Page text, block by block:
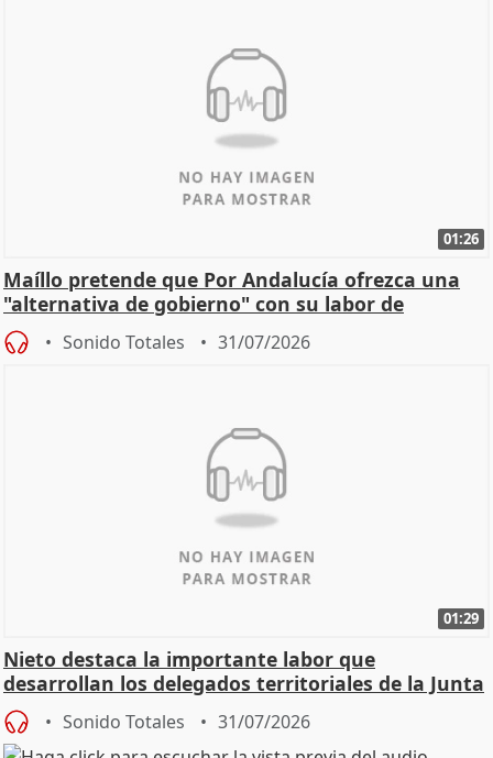
01:26
Maíllo pretende que Por Andalucía ofrezca una
"alternativa de gobierno" con su labor de
oposición
Sonido Totales 31/07/2026
01:29
Nieto destaca la importante labor que
desarrollan los delegados territoriales de la Junta
Sonido Totales 31/07/2026